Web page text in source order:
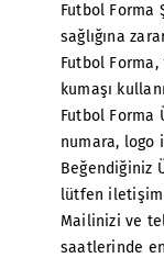
Futbol Forma
sağlığına
Futbol
kumaşı
Futbol Forma
numara, logo
Beğendiğiniz
lütfen iletişim
Mailinizi ve
saatlerinde